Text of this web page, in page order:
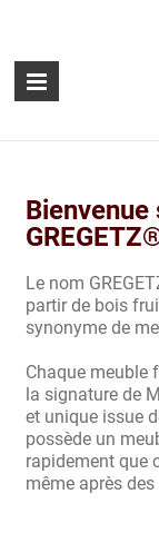
Le nom
partir de bois
synonyme de
Chaque meuble
la signature de
et unique issue
possède un
rapidement que
même après